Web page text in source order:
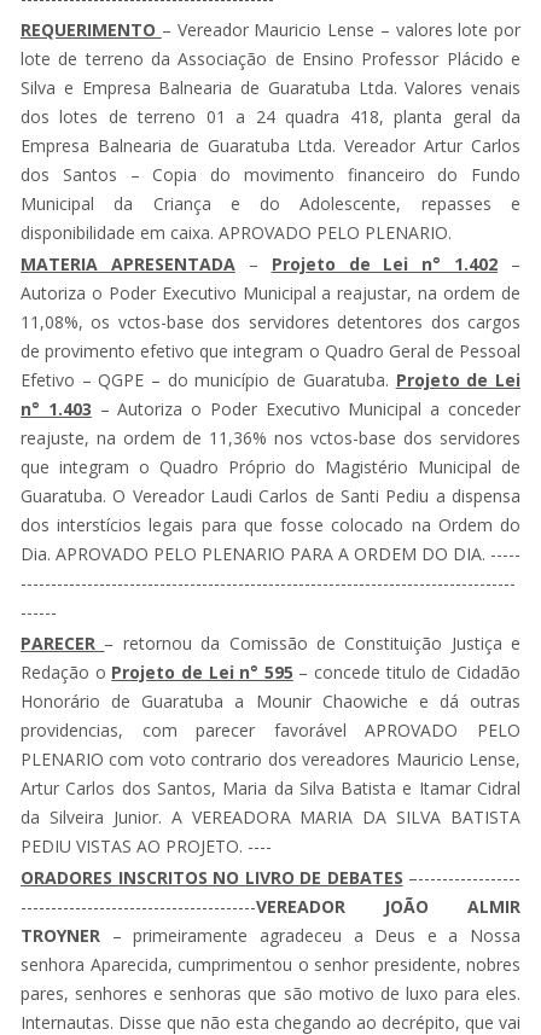
REQUERIMENTO – Vereador Mauricio Lense – valores lote por
lote de terreno da Associação de Ensino Professor Plácido e
Silva e Empresa Balnearia de Guaratuba Ltda. Valores venais
dos lotes de terreno 01 a 24 quadra 418, planta geral da
Empresa Balnearia de Guaratuba Ltda. Vereador Artur Carlos
dos Santos – Copia do movimento financeiro do Fundo
Municipal da Criança e do Adolescente, repasses e
disponibilidade em caixa. APROVADO PELO PLENARIO.
MATERIA APRESENTADA– Projeto de Lei n° 1.402 –
Autoriza o Poder Executivo Municipal a reajustar, na ordem de
11,08%, os vctos-base dos servidores detentores dos cargos
de provimento efetivo que integram o Quadro Geral de Pessoal
Efetivo – QGPE – do município de Guaratuba. Projeto de Lei
n° 1.403 – Autoriza o Poder Executivo Municipal a conceder
reajuste, na ordem de 11,36% nos vctos-base dos servidores
que integram o Quadro Próprio do Magistério Municipal de
Guaratuba. O Vereador Laudi Carlos de Santi Pediu a dispensa
dos interstícios legais para que fosse colocado na Ordem do
Dia. APROVADO PELO PLENARIO PARA A ORDEM DO DIA. -----
----------------------------------------------------------------------------------
------
PARECER – retornou da Comissão de Constituição Justiça e
Redação o Projeto de Lei n° 595 – concede titulo de Cidadão
Honorário de Guaratuba a Mounir Chaowiche e dá outras
providencias, com parecer favorável APROVADO PELO
PLENARIO com voto contrario dos vereadores Mauricio Lense,
Artur Carlos dos Santos, Maria da Silva Batista e Itamar Cidral
da Silveira Junior. A VEREADORA MARIA DA SILVA BATISTA
PEDIU VISTAS AO PROJETO. ----
ORADORES INSCRITOS NO LIVRO DE DEBATES –-----------------
---------------------------------------VEREADOR JOÃO ALMIR
TROYNER – primeiramente agradeceu a Deus e a Nossa
senhora Aparecida, cumprimentou o senhor presidente, nobres
pares, senhores e senhoras que são motivo de luxo para eles.
Internautas. Disse que não esta chegando ao decrépito, que vai